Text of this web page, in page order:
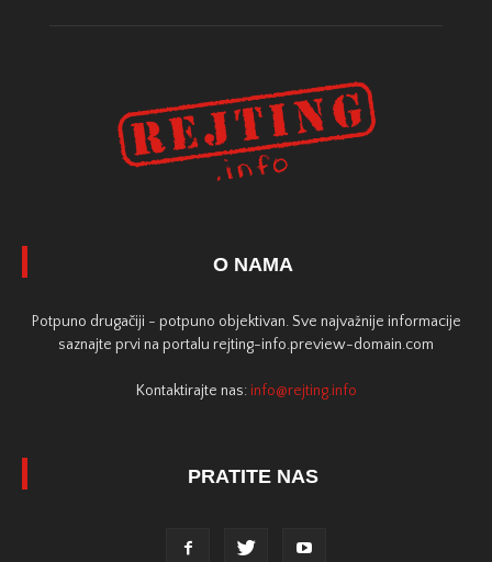
O NAMA
Potpuno drugačiji - potpuno objektivan. Sve najvažnije informacije
saznajte prvi na portalu rejting-info.preview-domain.com
Kontaktirajte nas: info@rejting.info
PRATITE NAS